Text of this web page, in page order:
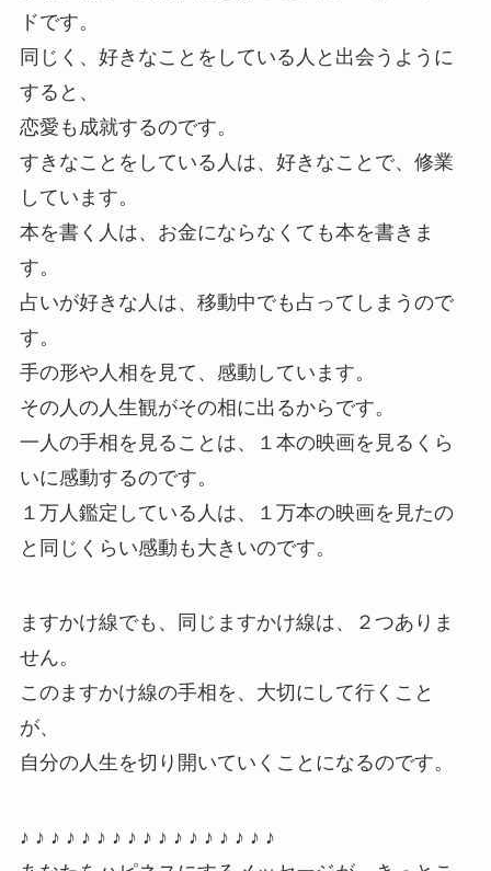
ドです。
同じく、好きなことをしている人と出会うように
すると、
恋愛も成就するのです。
すきなことをしている人は、好きなことで、修業
しています。
本を書く人は、お金にならなくても本を書きま
す。
占いが好きな人は、移動中でも占ってしまうので
す。
手の形や人相を見て、感動しています。
その人の人生観がその相に出るからです。
一人の手相を見ることは、１本の映画を見るくら
いに感動するのです。
１万人鑑定している人は、１万本の映画を見たの
と同じくらい感動も大きいのです。
ますかけ線でも、同じますかけ線は、２つありま
せん。
このますかけ線の手相を、大切にして行くこと
が、
自分の人生を切り開いていくことになるのです。
♪ ♪ ♪ ♪ ♪ ♪ ♪ ♪ ♪ ♪ ♪ ♪ ♪ ♪ ♪ ♪ ♪